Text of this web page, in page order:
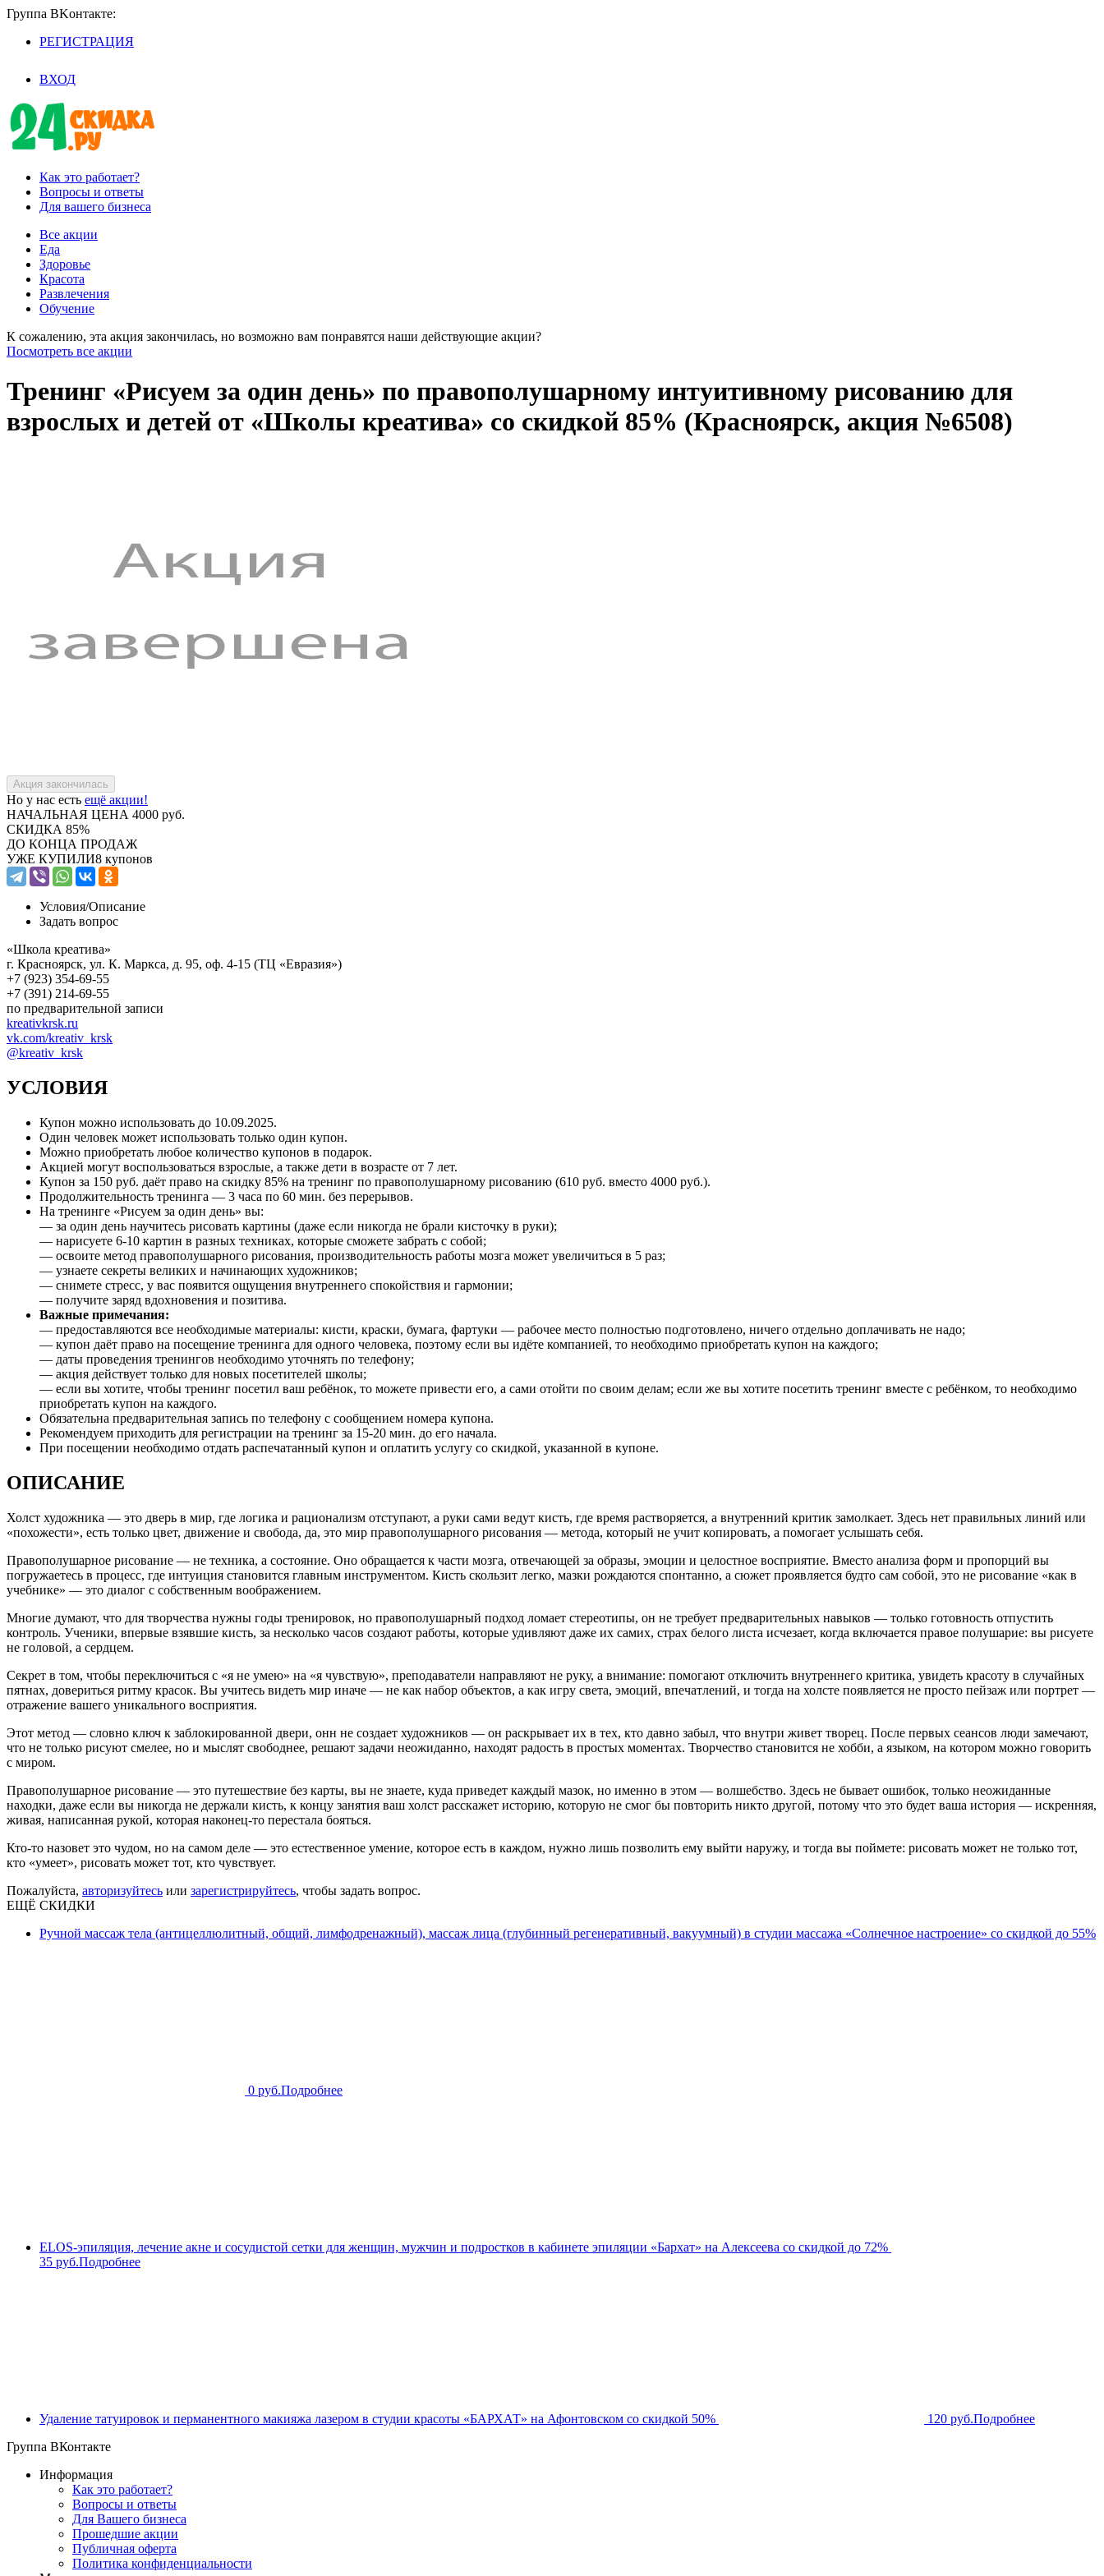
Группа BKoнтaктe:
РЕГИСТРАЦИЯ
ВХОД
Как это работает?
Вопросы и ответы
Для вашего бизнеса
Все акции
Еда
Здоровье
Красота
Развлечения
Обучение
К сожалению, эта акция закончилась, но возможно вам понравятся наши действующие акции?
Посмотреть все акции
Тренинг «Рисуем за один день» по правополушарному интуитивному рисованию для
взрослых и детей от «Школы креатива» со скидкой 85% (Красноярск, акция №6508)
Но у нас есть ещё акции!
НАЧАЛЬНАЯ ЦЕНА 4000 руб.
СКИДКА 85%
ДО КОНЦА ПРОДАЖ
УЖЕ КУПИЛИ8 купонов
Условия/Описание
Задать вопрос
«Школа креатива»
г. Красноярск, ул. К. Маркса, д. 95, оф. 4-15 (ТЦ «Евразия»)
+7 (923) 354-69-55
+7 (391) 214-69-55
по предварительной записи
kreativkrsk.ru
vk.com/kreativ_krsk
@kreativ_krsk
УСЛОВИЯ
Купон можно использовать до 10.09.2025.
Один человек может использовать только один купон.
Можно приобретать любое количество купонов в подарок.
Акцией могут воспользоваться взрослые, а также дети в возрасте от 7 лет.
Купон за 150 руб. даёт право на скидку 85% на тренинг по правополушарному рисованию (610 руб. вместо 4000 руб.).
Продолжительность тренинга — 3 часа по 60 мин. без перерывов.
На тренинге «Рисуем за один день» вы:
— за один день научитесь рисовать картины (даже если никогда не брали кисточку в руки);
— нарисуете 6-10 картин в разных техниках, которые сможете забрать c собой;
— освоите метод правополушарного рисования, производительность работы мозга может увеличиться в 5 раз;
— узнаете секреты великих и начинающих художников;
— снимете стресс, у вас появится ощущения внутреннего спокойствия и гармонии;
— получите заряд вдохновения и позитива.
Важные примечания:
— предоставляются все необходимые материалы: кисти, краски, бумага, фартуки — рабочее место полностью подготовлено, ничего отдельно доплачивать не надо;
— купон даёт право на посещение тренинга для одного человека, поэтому если вы идёте компанией, то необходимо приобретать купон на каждого;
— даты проведения тренингов необходимо уточнять по телефону;
— акция действует только для новых посетителей школы;
— если вы хотите, чтобы тренинг посетил ваш ребёнок, то можете привести его, а сами отойти по своим делам; если же вы хотите посетить тренинг вместе с ребёнком, то необходимо
приобретать купон на каждого.
Обязательна предварительная запись по телефону с сообщением номера купона.
Рекомендуем приходить для регистрации на тренинг за 15-20 мин. до его начала.
При посещении необходимо отдать распечатанный купон и оплатить услугу со скидкой, указанной в купоне.
ОПИСАНИЕ
Холст художника — это дверь в мир, где логика и рационализм отступают, а руки сами ведут кисть, где время растворяется, а внутренний критик замолкает. Здесь нет правильных линий или
«похожести», есть только цвет, движение и свобода, да, это мир правополушарного рисования — метода, который не учит копировать, а помогает услышать себя.
Правополушарное рисование — не техника, а состояние. Оно обращается к части мозга, отвечающей за образы, эмоции и целостное восприятие. Вместо анализа форм и пропорций вы
погружаетесь в процесс, где интуиция становится главным инструментом. Кисть скользит легко, мазки рождаются спонтанно, а сюжет проявляется будто сам собой, это не рисование «как в
учебнике» — это диалог с собственным воображением.
Многие думают, что для творчества нужны годы тренировок, но правополушарный подход ломает стереотипы, он не требует предварительных навыков — только готовность отпустить
контроль. Ученики, впервые взявшие кисть, за несколько часов создают работы, которые удивляют даже их самих, страх белого листа исчезает, когда включается правое полушарие: вы рисуете
не головой, а сердцем.
Секрет в том, чтобы переключиться с «я не умею» на «я чувствую», преподаватели направляют не руку, а внимание: помогают отключить внутреннего критика, увидеть красоту в случайных
пятнах, довериться ритму красок. Вы учитесь видеть мир иначе — не как набор объектов, а как игру света, эмоций, впечатлений, и тогда на холсте появляется не просто пейзаж или портрет —
отражение вашего уникального восприятия.
Этот метод — словно ключ к заблокированной двери, онн не создает художников — он раскрывает их в тех, кто давно забыл, что внутри живет творец. После первых сеансов люди замечают,
что не только рисуют смелее, но и мыслят свободнее, решают задачи неожиданно, находят радость в простых моментах. Творчество становится не хобби, а языком, на котором можно говорить
с миром.
Правополушарное рисование — это путешествие без карты, вы не знаете, куда приведет каждый мазок, но именно в этом — волшебство. Здесь не бывает ошибок, только неожиданные
находки, даже если вы никогда не держали кисть, к концу занятия ваш холст расскажет историю, которую не смог бы повторить никто другой, потому что это будет ваша история — искренняя,
живая, написанная рукой, которая наконец-то перестала бояться.
Кто-то назовет это чудом, но на самом деле — это естественное умение, которое есть в каждом, нужно лишь позволить ему выйти наружу, и тогда вы поймете: рисовать может не только тот,
кто «умеет», рисовать может тот, кто чувствует.
Пожалуйста, авторизуйтесь или зарегистрируйтесь, чтобы задать вопрос.
ЕЩЁ СКИДКИ
Ручной массаж тела (антицеллюлитный, общий, лимфодренажный), массаж лица (глубинный регенеративный, вакуумный) в студии массажа «Солнечное настроение» со скидкой до 55%
0 руб.Подробнее
ELOS-эпиляция, лечение акне и сосудистой сетки для женщин, мужчин и подростков в кабинете эпиляции «Бархат» на Алексеева со скидкой до 72%
35 руб.Подробнее
Удаление татуировок и перманентного макияжа лазером в студии красоты «БАРХАТ» на Афонтовском со скидкой 50% 120 руб.Подробнее
Группа ВКонтакте
Информация
Как это работает?
Вопросы и ответы
Для Вашего бизнеса
Прошедшие акции
Публичная оферта
Политика конфиденциальности